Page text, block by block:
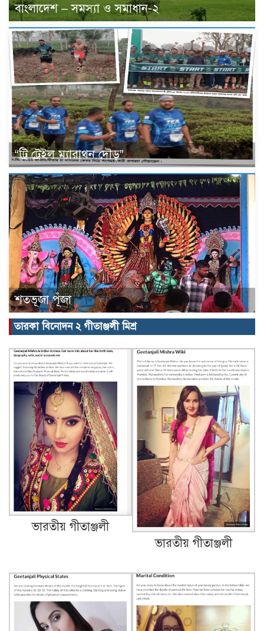
বাংলাদেশ – সমস্যা ও সমাধান-২
“ট্রি ট্রেইল ম্যারাথন দৌড়”
শতভূজা পূঁজা
তারকা বিনোদন ২ গীতাঞ্জলী মিশ্র
ভারতীয় গীতাঞ্জলী
ভারতীয় গীতাঞ্জলী